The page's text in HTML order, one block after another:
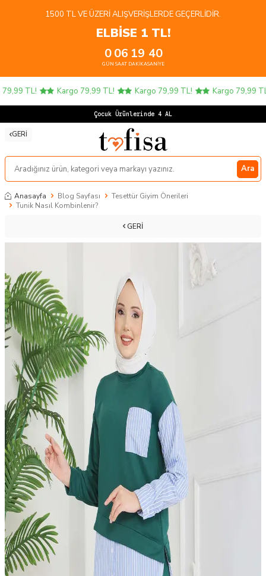
1500 TL VE ÜZERI ALIŞVERIŞLERDE GEÇERLIDIR.
ELBİSE 1 TL!
0
GÜN
06
SAAT
19
DAKIKA
40
SANIYE
TL! Kargo 79,99 TL! Kargo 79,99 TL! Kargo 79,99 TL!
Çocuk Ürünlerinde 4 AL 3 Ö
GERI
Ara
Anasayfa Blog Sayfası
Tesettür Giyim Önerileri
Tunik Nasıl Kombinlenir?
GERI